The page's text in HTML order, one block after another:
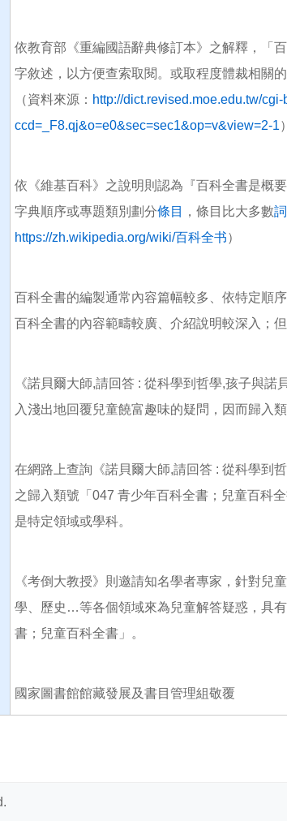
依教育部《重編國語辭典修訂本》之解釋，「
字敘述，以方便查索取閱。或取程度體裁相關
（資料來源： http://dict.revised.moe.edu.tw/
ccd=_F8.qj&o=e0&sec=sec1&op=v&view=2-1）
依《維基百科》之說明則認為『百科全書是概
字典順序或專題類別劃分條目 ，條目比大多數
https://zh.wikipedia.org/wiki/百科全书）
百科全書的編製通常內容篇幅較多、依特定順
百科全書的內容範疇較廣、介紹說明較深入；
《諾貝爾大師,請回答 : 從科學到哲學,孩子與
入淺出地回覆兒童饒富趣味的疑問，因而歸入
在網路上查詢《諾貝爾大師,請回答 : 從科學到
之歸入類號「047 青少年百科全書；兒童百科
是特定領域或學科。
《考倒大教授》則邀請知名學者專家，針對兒
學、歷史…等各個領域來為兒童解答疑惑，具
書；兒童百科全書」。
國家圖書館館藏發展及書目管理組敬覆